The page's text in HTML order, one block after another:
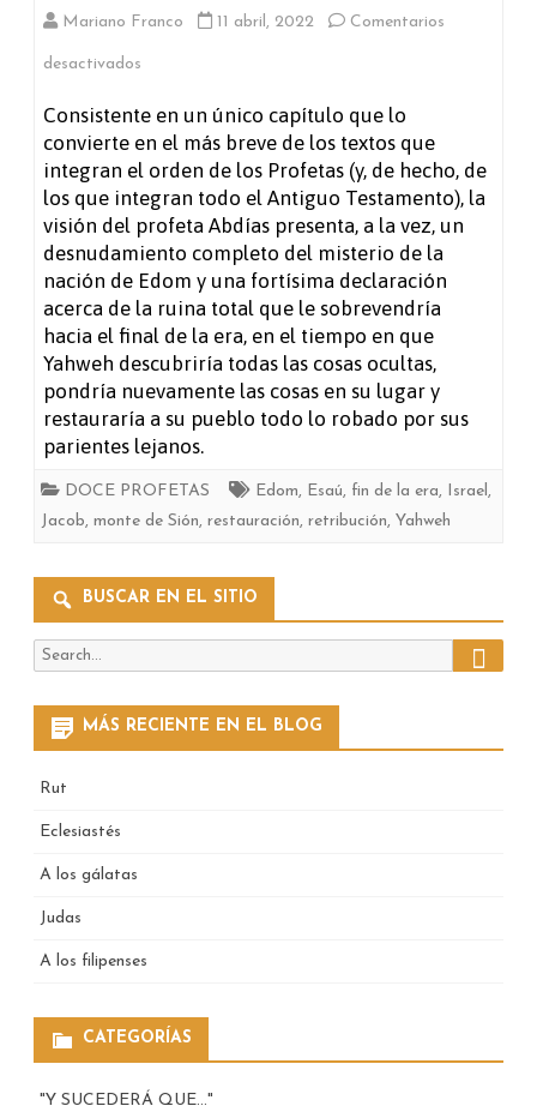
Mariano Franco 11 abril, 2022 Comentarios
desactivados
Consistente en un único capítulo que lo
convierte en el más breve de los textos que
integran el orden de los Profetas (y, de hecho, de
los que integran todo el Antiguo Testamento), la
visión del profeta Abdías presenta, a la vez, un
desnudamiento completo del misterio de la
nación de Edom y una fortísima declaración
acerca de la ruina total que le sobrevendría
hacia el final de la era, en el tiempo en que
Yahweh descubriría todas las cosas ocultas,
pondría nuevamente las cosas en su lugar y
restauraría a su pueblo todo lo robado por sus
parientes lejanos.
DOCE PROFETAS Edom, Esaú, fin de la era, Israel,
Jacob, monte de Sión, restauración, retribución, Yahweh
BUSCAR EN EL SITIO
Search
Search
MÁS RECIENTE EN EL BLOG
Rut
Eclesiastés
A los gálatas
Judas
A los filipenses
CATEGORÍAS
"Y SUCEDERÁ QUE…"